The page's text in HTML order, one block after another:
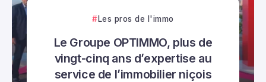
Les pros de l'immo
Le Groupe OPTIMMO, plus de
vingt-cinq ans d’expertise au
service de l’immobilier niçois